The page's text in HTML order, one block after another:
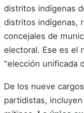
distritos indígenas
distritos indígenas,
concejales de
electoral. Ese es el
"elección unificada
De los nueve
partidistas,